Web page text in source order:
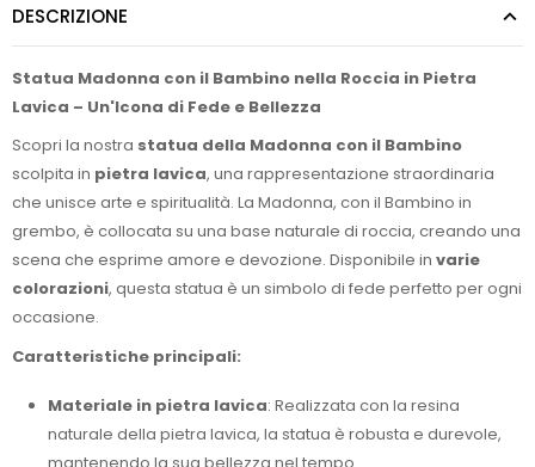
DESCRIZIONE
Statua Madonna con il Bambino nella Roccia in Pietra
Lavica – Un'Icona di Fede e Bellezza
Scopri la nostra statua della Madonna con il Bambino
scolpita in pietra lavica, una rappresentazione straordinaria
che unisce arte e spiritualità. La Madonna, con il Bambino in
grembo, è collocata su una base naturale di roccia, creando una
scena che esprime amore e devozione. Disponibile in varie
colorazioni, questa statua è un simbolo di fede perfetto per ogni
occasione.
Caratteristiche principali:
Materiale in pietra lavica: Realizzata con la resina
naturale della pietra lavica, la statua è robusta e durevole,